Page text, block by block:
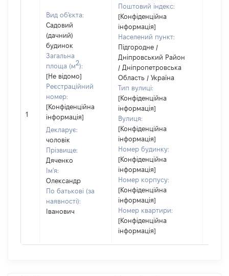
1
Вид об'єкта:
Садовий
(дачний)
будинок
Загальна
площа (м2):
[Не відомо]
Реєстраційний
номер:
[Конфіденційна
інформація]
Декларує:
чоловік
Прізвище:
Дяченко
Ім'я:
Олександр
По батькові (за
наявності):
Іванович
Поштовий індекс:
[Конфіденційна
інформація]
Населений пункт:
Підгородне /
Дніпровський Район
/ Дніпропетровська
Область / Україна
Тип вулиці:
[Конфіденційна
інформація]
Вулиця:
[Конфіденційна
інформація]
Номер будинку:
[Конфіденційна
інформація]
Номер корпусу:
[Конфіденційна
інформація]
Номер квартири:
[Конфіденційна
інформація]